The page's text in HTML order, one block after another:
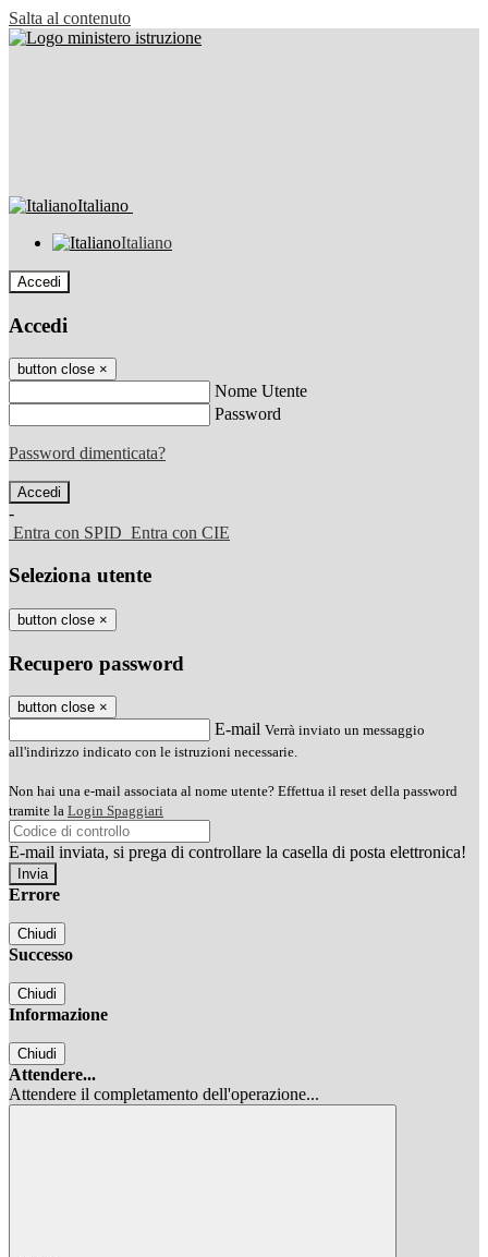
Salta al contenuto
Italiano
Italiano
Accedi
Accedi
button close ×
Nome Utente
Password
Password dimenticata?
-
Entra con SPID Entra con CIE
Seleziona utente
button close ×
Recupero password
button close ×
E-mail Verrà inviato un messaggio
all'indirizzo indicato con le istruzioni necessarie.
Non hai una e-mail associata al nome utente? Effettua il reset della password
tramite la Login Spaggiari
E-mail inviata, si prega di controllare la casella di posta elettronica!
Errore
Chiudi
Successo
Chiudi
Informazione
Chiudi
Attendere...
Attendere il completamento dell'operazione...